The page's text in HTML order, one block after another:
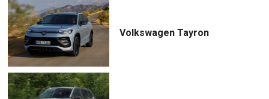
Volkswagen Tayron